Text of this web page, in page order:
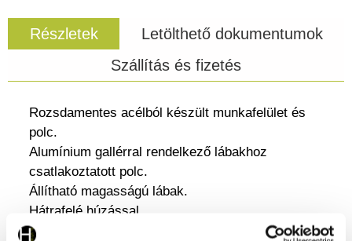
Részletek
Letölthető dokumentumok
Szállítás és fizetés
Rozsdamentes acélból készült munkafelület és
polc.
Alumínium gallérral rendelkező lábakhoz
csatlakoztatott polc.
Állítható magasságú lábak.
Hátrafelé húzással.
Terhelési kapacitás: 130 kg.